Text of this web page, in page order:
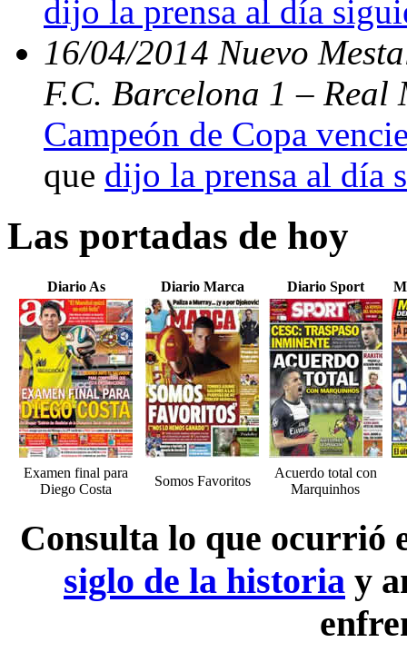
dijo la prensa al día
16/04/2014 Nuevo
F.C. Barcelona 1 –
Campeón de Copa
que dijo la prensa al día
Las portadas de hoy
Diario As Diario Marca Diario Sport
Examen final para
Diego Costa
Somos Favoritos
Acuerdo total con
Marquinhos
Consulta lo que ocurrió
siglo de la historia y